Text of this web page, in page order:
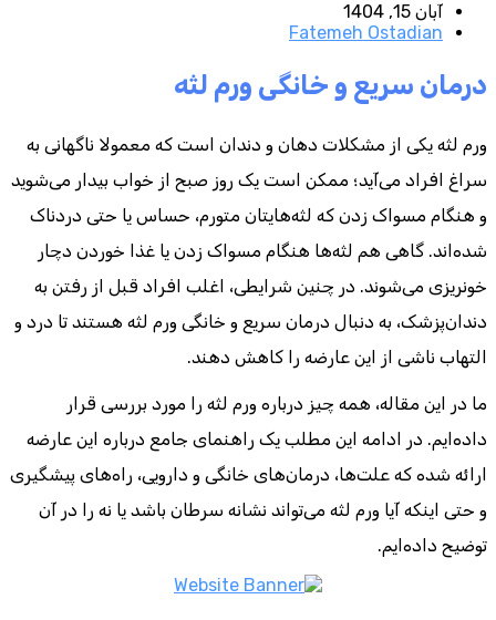
آبان 15, 1404
Fatemeh Ostadian
درمان سریع و خانگی ورم لثه
ورم لثه یکی از مشکلات دهان و دندان است که معمولا ناگهانی به
سراغ افراد می‌آید؛ ممکن است یک روز صبح از خواب بیدار می‌شوید
و هنگام مسواک زدن که لثه‌هایتان متورم، حساس یا حتی دردناک
شده‌اند. گاهی هم لثه‌ها هنگام مسواک زدن یا غذا خوردن دچار
خونریزی می‌شوند. در چنین شرایطی، اغلب افراد قبل از رفتن به
دندان‌پزشک، به دنبال درمان سریع و خانگی ورم لثه هستند تا درد و
التهاب ناشی از این عارضه را کاهش دهند.
ما در این مقاله، همه چیز درباره ورم لثه را مورد بررسی قرار
داده‌ایم. در ادامه این مطلب یک راهنمای جامع درباره این عارضه
ارائه شده که علت‌ها، درمان‌های خانگی و دارویی، راه‌های پیشگیری
و حتی اینکه آیا ورم لثه می‌تواند نشانه سرطان باشد یا نه را در آن
توضیح داده‌ایم.